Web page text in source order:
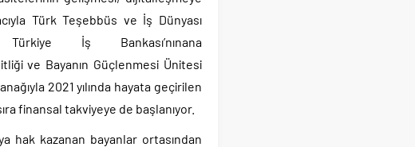
Türk Teşebbüs ve İş Dünyası
İş Bankası’nınana
ve Bayanın Güçlenmesi Ünitesi
2021 yılında hayata geçirilen
finansal takviyeye de başlanıyor.
hak kazanan bayanlar ortasından